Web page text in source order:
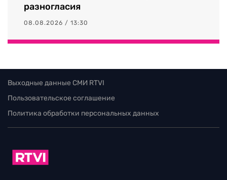
разногласия
08.08.2026 / 13:30
Выходные данные СМИ RTVI
Пользовательское соглашение
Политика обработки персональных данных